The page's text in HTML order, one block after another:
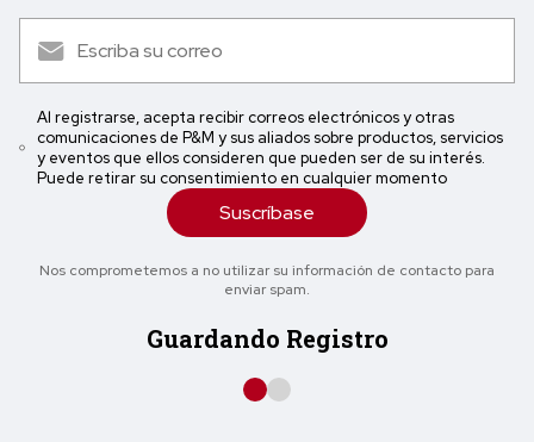
Al registrarse, acepta recibir correos electrónicos y otras
comunicaciones de P&M y sus aliados sobre productos, servicios
y eventos que ellos consideren que pueden ser de su interés.
Puede retirar su consentimiento en cualquier momento
Suscríbase
Nos comprometemos a no utilizar su información de contacto para
enviar spam.
Guardando Registro